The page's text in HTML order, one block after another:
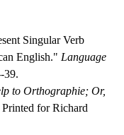
Singular Verb
English." Language
39.
to Orthographie; Or,
for Richard